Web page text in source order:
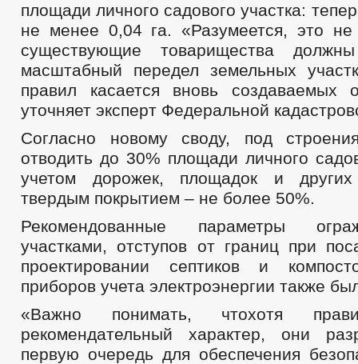
площади личного садового участка:
не менее 0,04 га. «Разумеется, это не
существующие товарищества
масштабный передел земельных
правил касается вновь создаваемых
уточняет эксперт Федеральной
Согласно новому своду, под
отводить до 30% площади личного
учетом дорожек, площадок и
твердым покрытием – не более 50%.
Рекомендованные параметры
участками, отступов от границ при
проектировании септиков и
приборов учета электроэнергии также
«Важно понимать, чтохотя
рекомендательный характер, они
первую очередь для обеспечения